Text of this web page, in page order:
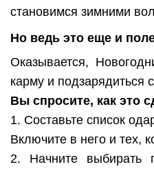
становимся зимними
Но ведь это еще и
Оказывается,
карму и
Вы спросите, как это
1. Составьте список
Включите в него и тех,
2. Начните